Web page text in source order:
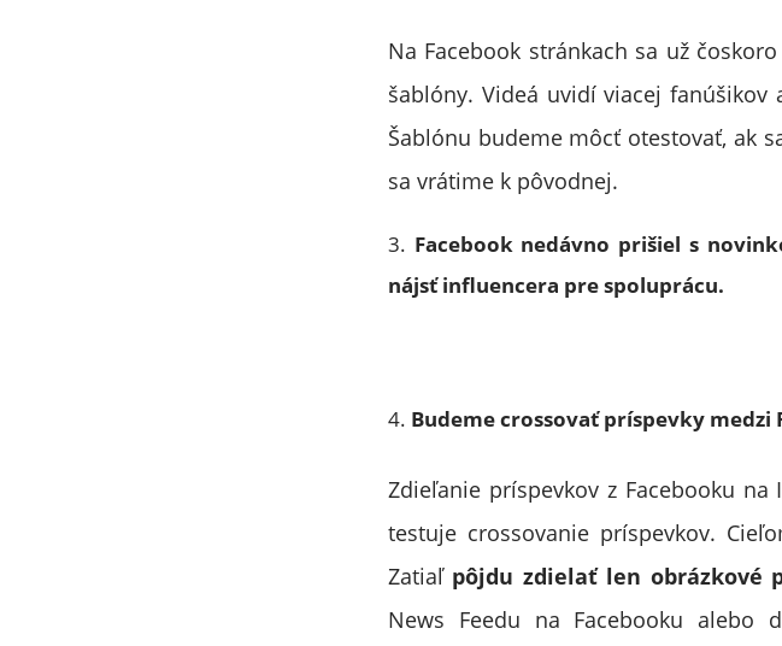
Na Facebook stránkach sa už
šablóny. Videá uvidí viacej fanúšikov
Šablónu budeme môcť otestovať, ak
sa vrátime k pôvodnej.
Facebook nedávno prišiel s
nájsť influencera pre spoluprácu.
Budeme crossovať príspevky
Zdieľanie príspevkov z Facebooku
testuje crossovanie príspevkov.
Zatiaľ pôjdu zdielať len obrázkové
News Feedu na Facebooku alebo